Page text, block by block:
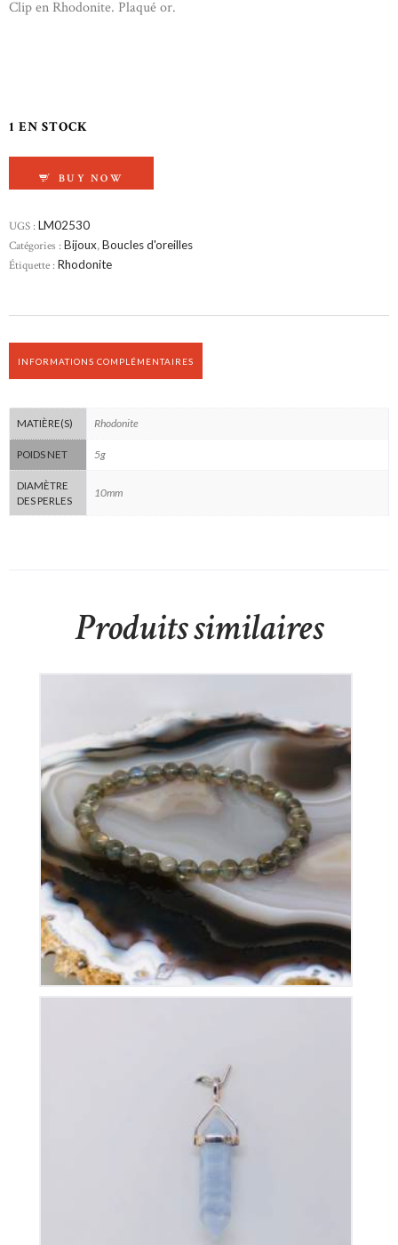
Clip en Rhodonite. Plaqué or.
1 EN STOCK
BUY NOW
UGS : LM02530
Catégories : Bijoux,Boucles d'oreilles
Étiquette : Rhodonite
INFORMATIONS COMPLÉMENTAIRES
MATIÈRE(S) Rhodonite
POIDS NET 5g
DIAMÈTRE
DES PERLES
10mm
Produits similaires
Bracelet Labradorite Elastique
Pendentif Pointe Calcedoine Bleue